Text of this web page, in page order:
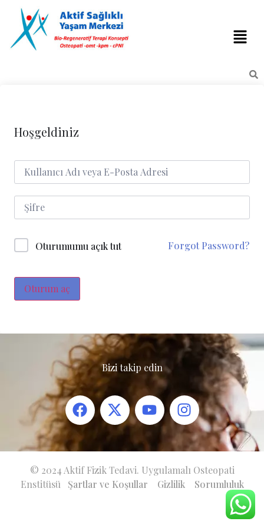
Hoşgeldiniz
Oturumumu açık tut Forgot Password?
Oturum aç
Bizi takip edin
© 2024 Aktif Fizik Tedavi. Uygulamalı Osteopati
Enstitüsü Şartlar ve Koşullar Gizlilik Sorumluluk